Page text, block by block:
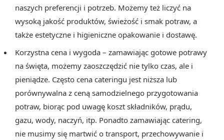
naszych preferencji i potrzeb. Możemy też liczyć na
wysoką jakość produktów, świeżość i smak potraw, a
także estetyczne i higieniczne opakowanie i dostawę.
Korzystna cena i wygoda – zamawiając gotowe potrawy
na święta, możemy zaoszczędzić nie tylko czas, ale i
pieniądze. Często cena cateringu jest niższa lub
porównywalna z ceną samodzielnego przygotowania
potraw, biorąc pod uwagę koszt składników, prądu,
gazu, wody, naczyń, itp. Ponadto zamawiając catering,
nie musimy się martwić o transport, przechowywanie i